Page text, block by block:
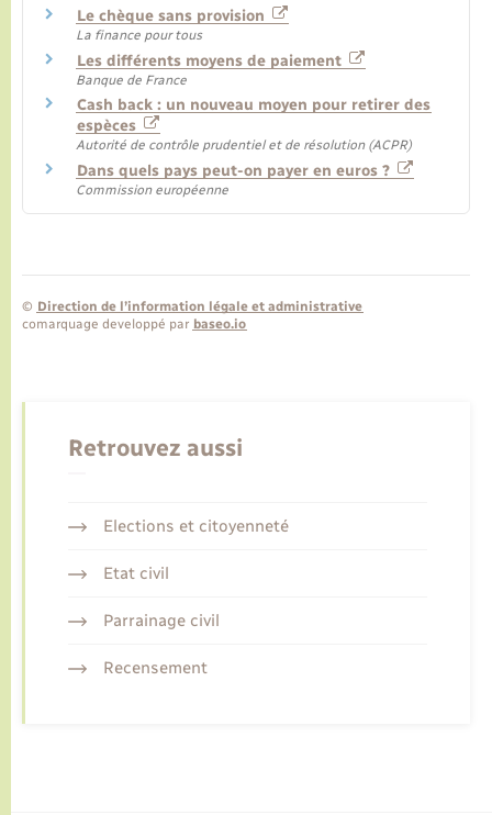
Le chèque sans provision
La finance pour tous
Les différents moyens de paiement
Banque de France
Cash back : un nouveau moyen pour retirer des
espèces
Autorité de contrôle prudentiel et de résolution (ACPR)
Dans quels pays peut-on payer en euros ?
Commission européenne
© Direction de l’information légale et administrative
comarquage developpé par baseo.io
Retrouvez aussi
Elections et citoyenneté
Etat civil
Parrainage civil
Recensement